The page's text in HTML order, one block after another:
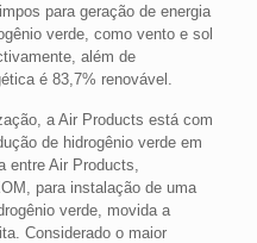
para geração de energia
verde, como vento e sol
além de
é 83,7% renovável.
a Air Products está com
de hidrogênio verde em
entre Air Products,
para instalação de uma
verde, movida a
Considerado o maior